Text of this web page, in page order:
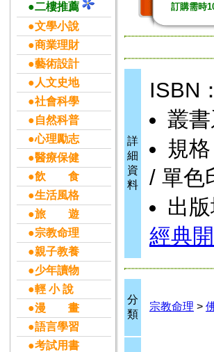
●二樓推薦
●文學小說
●商業理財
●藝術設計
●人文史地
●社會科學
●自然科普
●心理勵志
●醫療保健
●飲 食
●生活風格
●旅 遊
●宗教命理
●親子教養
●少年讀物
●輕 小 說
●漫 畫
●語言學習
●考試用書
訂購需時
詳
細
資
料
ISBN
叢書
規
/ 單色
出
經典
分
類
宗教命理 >